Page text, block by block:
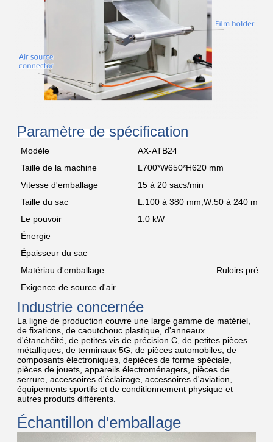
Paramètre de spécification
Modèle
AX-ATB24
Taille de la machine
L700*W650*H620 mm
Vitesse d'emballage
15 à 20 sacs/min
Taille du sac
L:100 à 380 mm;W:50 à 240 mm
Le pouvoir
1.0 kW
Énergie
Épaisseur du sac
Matériau d'emballage
Ruloirs
Exigence de source d'air
Industrie concernée
La ligne de production couvre une large gamme de matériel,
de fixations, de caoutchouc plastique, d'anneaux
d'étanchéité, de petites vis de précision C, de petites pièces
métalliques, de terminaux 5G, de pièces automobiles, de
composants électroniques, depièces de forme spéciale,
pièces de jouets, appareils électroménagers, pièces de
serrure, accessoires d'éclairage, accessoires d'aviation,
équipements sportifs et de conditionnement physique et
autres produits différents.
Échantillon d'emballage